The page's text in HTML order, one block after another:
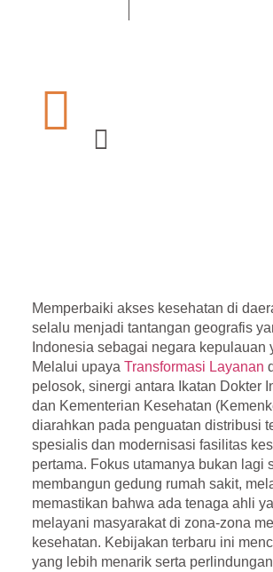
Memperbaiki akses kesehatan di
selalu menjadi tantangan geografis
Indonesia sebagai negara kepulauan
Melalui upaya Transformasi Layanan
pelosok, sinergi antara Ikatan Dokter
dan Kementerian Kesehatan
diarahkan pada penguatan distribusi
spesialis dan modernisasi fasilitas
pertama. Fokus utamanya bukan lagi
membangun gedung rumah sakit,
memastikan bahwa ada tenaga ahli
melayani masyarakat di zona-zona
kesehatan. Kebijakan terbaru ini
yang lebih menarik serta